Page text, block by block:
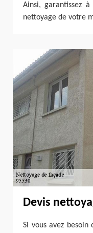
Ainsi, garantissez
nettoyage de votre
Devis
Si vous avez